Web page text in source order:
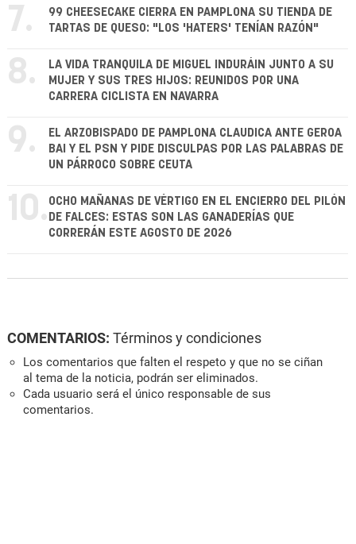
7.
99 CHEESECAKE CIERRA EN PAMPLONA SU TIENDA DE
TARTAS DE QUESO: "LOS 'HATERS' TENÍAN RAZÓN"
8.
LA VIDA TRANQUILA DE MIGUEL INDURÁIN JUNTO A SU
MUJER Y SUS TRES HIJOS: REUNIDOS POR UNA
CARRERA CICLISTA EN NAVARRA
9.
EL ARZOBISPADO DE PAMPLONA CLAUDICA ANTE GEROA
BAI Y EL PSN Y PIDE DISCULPAS POR LAS PALABRAS DE
UN PÁRROCO SOBRE CEUTA
10. OCHO MAÑANAS DE VÉRTIGO EN EL ENCIERRO DEL PILÓN
DE FALCES: ESTAS SON LAS GANADERÍAS QUE
CORRERÁN ESTE AGOSTO DE 2026
COMENTARIOS: Términos y condiciones
Los comentarios que falten el respeto y que no se ciñan
al tema de la noticia, podrán ser eliminados.
Cada usuario será el único responsable de sus
comentarios.